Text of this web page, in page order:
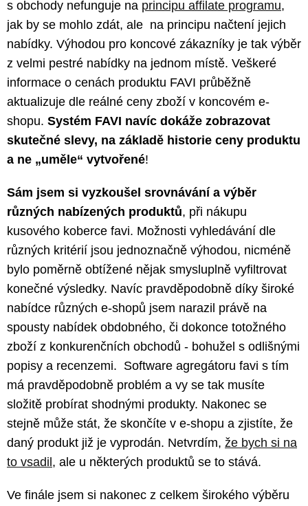
s obchody nefunguje na principu affilate programu,
jak by se mohlo zdát, ale na principu načtení jejich
nabídky. Výhodou pro koncové zákazníky je tak výběr
z velmi pestré nabídky na jednom místě. Veškeré
informace o cenách produktu FAVI průběžně
aktualizuje dle reálné ceny zboží v koncovém e-
shopu. Systém FAVI navíc dokáže zobrazovat
skutečné slevy, na základě historie ceny produktu
a ne „uměle“ vytvořené!
Sám jsem si vyzkoušel srovnávání a výběr
různých nabízených produktů, při nákupu
kusového koberce favi. Možnosti vyhledávání dle
různých kritérií jsou jednoznačně výhodou, nicméně
bylo poměrně obtížené nějak smysluplně vyfiltrovat
konečné výsledky. Navíc pravděpodobně díky široké
nabídce různých e-shopů jsem narazil právě na
spousty nabídek obdobného, či dokonce totožného
zboží z konkurenčních obchodů - bohužel s odlišnými
popisy a recenzemi. Software agregátoru favi s tím
má pravděpodobně problém a vy se tak musíte
složitě probírat shodnými produkty. Nakonec se
stejně může stát, že skončíte v e-shopu a zjistíte, že
daný produkt již je vyprodán. Netvrdím, že bych si na
to vsadil , ale u některých produktů se to stává.
Ve finále jsem si nakonec z celkem širokého výběru